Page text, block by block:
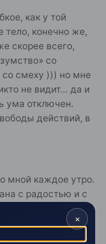
как у той
тело, конечно же,
скорее всего,
со
смеху ))) но мне
не видит… да и
ума отключен.
действий, в
мной каждое утро.
с радостью и с
не имею, что
утро танцует
×